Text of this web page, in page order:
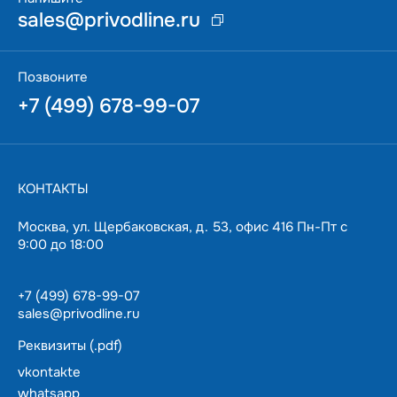
sales@privodline.ru
Позвоните
+7 (499) 678-99-07
КОНТАКТЫ
Москва, ул. Щербаковская, д. 53, офис 416 Пн-Пт с
9:00 до 18:00
+7 (499) 678-99-07
sales@privodline.ru
Реквизиты (.pdf)
vkontakte